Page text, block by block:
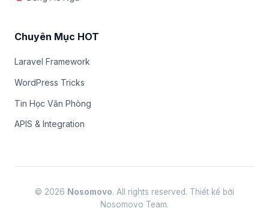
Chuyên Mục HOT
Laravel Framework
WordPress Tricks
Tin Học Văn Phòng
APIS & Integration
© 2026 Nosomovo. All rights reserved. Thiết kế bởi
Nosomovo Team.